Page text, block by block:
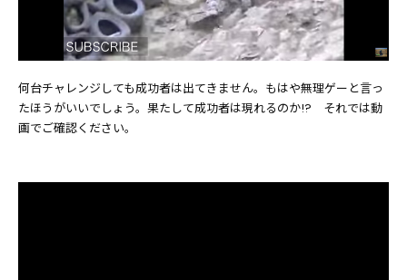
何台チャレンジしても成功者は出てきません。もはや無理ゲーと言っ
たほうがいいでしょう。果たして成功者は現れるのか!? それでは動
画でご確認ください。